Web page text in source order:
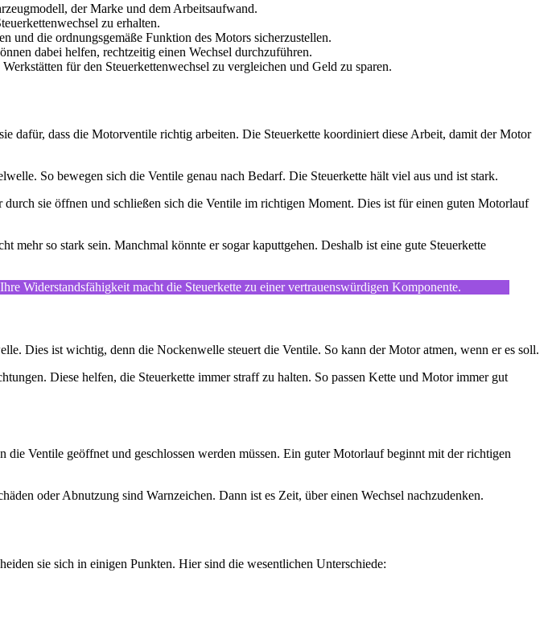
der Marke und dem Arbeitsaufwand.
zu erhalten.
und die ordnungsgemäße Funktion des Motors sicherzustellen.
dabei helfen, rechtzeitig einen Wechsel durchzuführen.
für den Steuerkettenwechsel zu vergleichen und Geld zu sparen.
dass die Motorventile richtig arbeiten. Die Steuerkette koordiniert diese Arbeit, damit der Motor
So bewegen sich die Ventile genau nach Bedarf. Die Steuerkette hält viel aus und ist stark.
sie öffnen und schließen sich die Ventile im richtigen Moment. Dies ist für einen guten Motorlauf
so stark sein. Manchmal könnte er sogar kaputtgehen. Deshalb ist eine gute Steuerkette
Widerstandsfähigkeit macht die Steuerkette zu einer vertrauenswürdigen Komponente.
Dies ist wichtig, denn die Nockenwelle steuert die Ventile. So kann der Motor atmen, wenn er es soll.
Diese helfen, die Steuerkette immer straff zu halten. So passen Kette und Motor immer gut
Ventile geöffnet und geschlossen werden müssen. Ein guter Motorlauf beginnt mit der richtigen
oder Abnutzung sind Warnzeichen. Dann ist es Zeit, über einen Wechsel nachzudenken.
sie sich in einigen Punkten. Hier sind die wesentlichen Unterschiede: